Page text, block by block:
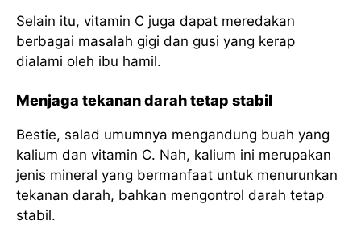
Selain itu, vitamin C juga dapat meredakan
berbagai masalah gigi dan gusi yang kerap
dialami oleh ibu hamil.
Menjaga tekanan darah tetap stabil
Bestie, salad umumnya mengandung buah yang
kalium dan vitamin C. Nah, kalium ini merupakan
jenis mineral yang bermanfaat untuk menurunkan
tekanan darah, bahkan mengontrol darah tetap
stabil.